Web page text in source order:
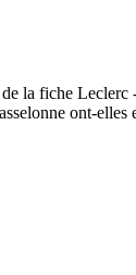
la fiche Leclerc
ont-elles